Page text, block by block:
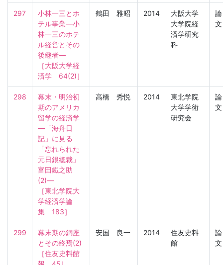
297
小林一三とホ
テル事業―小
林一三のホテ
ル経営とその
後継者―
［大阪大学経
済学　64(2)］
鶴田 雅昭 2014
大阪大学
大学院経
済学研究
科
論
文
298
幕末・明治初
期のアメリカ
留学の経済学
―「海舟日
記」に見る
「忘れられた
元日銀總裁」
富田鐵之助
(2)―
［東北学院大
学経済学論
集　183］
高橋 秀悦 2014
東北学院
大学学術
研究会
論
文
299
幕末期の銅座
とその終焉(2)
［住友史料館
安国 良一 2014
住友史料
館
論
文